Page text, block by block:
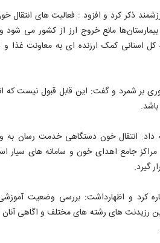
ذکر کرد و افزود : فعالیت های انتقال
مانع خروج ارز از کشور می شود
کل استانی کمک ارزنده ای به معاونت غذا
بر شمرد و گفت: این قابل قبول نیست که
داد: انتقال خون دستگاهی خدمت رسان به
جامع اهدای خون و سامانه های سیار
گیرد.
کرد و اظهارداشت: بررسی وضعیت
رزیدنت های رشته های مختلف و اگاهی آنان